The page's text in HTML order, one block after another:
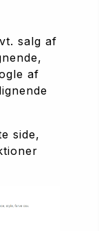
salg af
af
side,